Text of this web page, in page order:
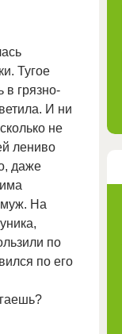
Тугое
грязно-
И ни
не
лениво
даже
муж. На
по
по его